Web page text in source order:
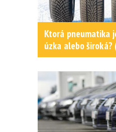
Ktorá pneumatika
úzka alebo široká?